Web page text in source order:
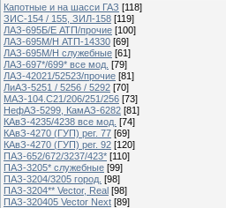
Капотные и на шасси ГАЗ [118]
ЗИС-154 / 155, ЗИЛ-158 [119]
ЛАЗ-695Б/Е АТП/прочие [100]
ЛАЗ-695М/Н АТП-14330 [69]
ЛАЗ-695М/Н служебные [61]
ЛАЗ-697*/699* все мод. [79]
ЛАЗ-42021/52523/прочие [81]
ЛиАЗ-5251 / 5256 / 5292 [70]
МАЗ-104.C21/206/251/256 [73]
НефАЗ-5299, КамАЗ-6282 [81]
КАвЗ-4235/4238 все мод. [74]
КАвЗ-4270 (ГУП) рег. 77 [69]
КАвЗ-4270 (ГУП) рег. 92 [120]
ПАЗ-652/672/3237/423* [110]
ПАЗ-3205* служебные [99]
ПАЗ-3204/3205 город. [98]
ПАЗ-3204** Vector, Real [98]
ПАЗ-320405 Vector Next [89]